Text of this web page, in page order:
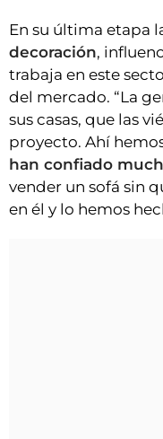
En su última etapa
decoración,
trabaja en este
del mercado. “La
sus casas, que las
proyecto. Ahí
han confiado
vender un sofá sin
en él y lo hemos